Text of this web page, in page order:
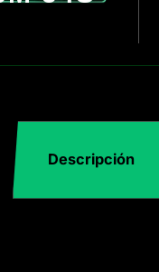
Descripción